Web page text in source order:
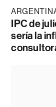
IPC de
sería la